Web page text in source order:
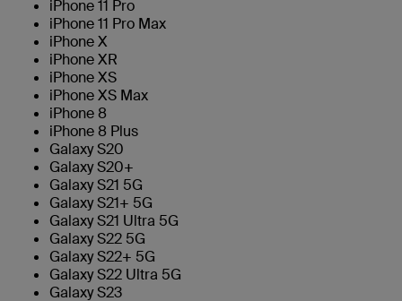
iPhone 11 Pro
iPhone 11 Pro Max
iPhone X
iPhone XR
iPhone XS
iPhone XS Max
iPhone 8
iPhone 8 Plus
Galaxy S20
Galaxy S20+
Galaxy S21 5G
Galaxy S21+ 5G
Galaxy S21 Ultra 5G
Galaxy S22 5G
Galaxy S22+ 5G
Galaxy S22 Ultra 5G
Galaxy S23